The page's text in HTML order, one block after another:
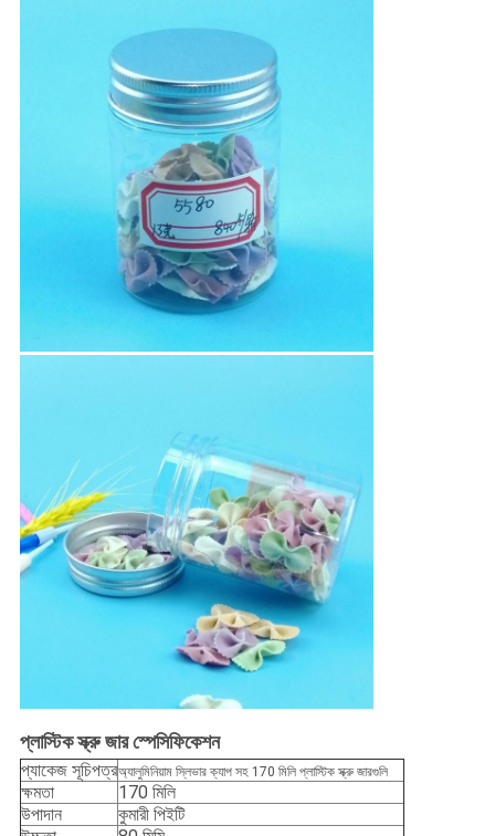
প্লাস্টিক স্ক্রু জার স্পেসিফিকেশন
প্যাকেজ সূচিপত্রঅ্যালুমিনিয়াম স্লিভার ক্যাপ সহ 170 মিলি প্লাস্টিক স্ক্রু জারগুলি
ক্ষমতা
170 মিলি
উপাদান
কুমারী পিইটি